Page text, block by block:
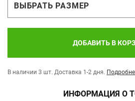
ВЫБРАТЬ РАЗМЕР
ДОБАВИТЬ В
В наличии 3 шт. Доставка 1-2 дня.
ИНФОРМАЦИЯ О